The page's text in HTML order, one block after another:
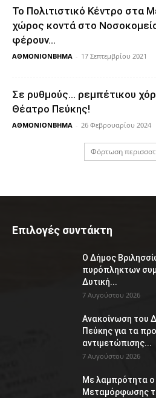
Το Πολιτιστικό Κέντρο στα
χώρος κοντά στο
φέρουν...
ΑΘΜΟΝΙΟΝΒΗΜΑ - 17 Σεπτεμβρίου 2021
Σε ρυθμούς… ρεμπέτικου
Θέατρο Πεύκης!
ΑΘΜΟΝΙΟΝΒΗΜΑ - 26 Φεβρουαρίου 2024
Φόρτωση
Επιλογές συντάκτη
Ο Δήμος
πυρόπληκτων
Δυτική...
7 Αυγούστου 2026
Ανακοίνωση του
Πεύκης για τα
αντιμετώπισης...
7 Αυγούστου 2026
Με λαμπρότητα
Μεταμόρφωσης